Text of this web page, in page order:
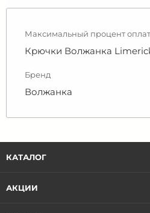
Максимальный процент
Крючки Волжанка
Бренд
Волжанка
КАТАЛОГ
АКЦИИ